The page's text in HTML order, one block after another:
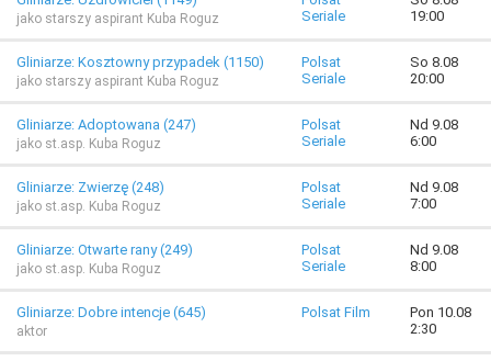
jako starszy aspirant Kuba Roguz
Seriale
19:00
Gliniarze: Kosztowny przypadek (1150)
jako starszy aspirant Kuba Roguz
Polsat
Seriale
So 8.08
20:00
Gliniarze: Adoptowana (247)
jako st.asp. Kuba Roguz
Polsat
Seriale
Nd 9.08
6:00
Gliniarze: Zwierzę (248)
jako st.asp. Kuba Roguz
Polsat
Seriale
Nd 9.08
7:00
Gliniarze: Otwarte rany (249)
jako st.asp. Kuba Roguz
Polsat
Seriale
Nd 9.08
8:00
Gliniarze: Dobre intencje (645)
aktor
Polsat Film
Pon 10.08
2:30